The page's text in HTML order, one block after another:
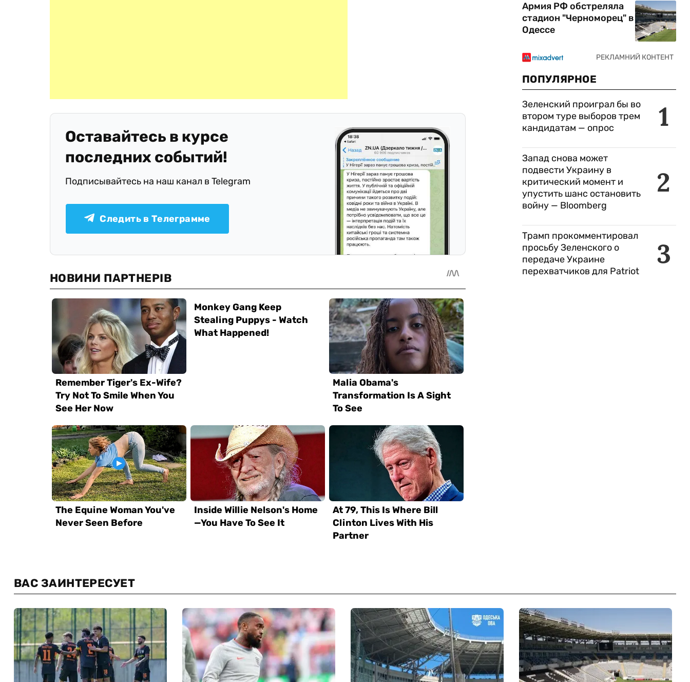
Оставайтесь в курсе
последних событий!
Подписывайтесь на наш канал в Telegram
Следить в Телеграмме
Армия РФ обстреляла
стадион "Черноморец" в
Одессе
ПОПУЛЯРНОЕ
1
Зеленский проиграл бы во
втором туре выборов трем
кандидатам — опрос
2
Запад снова может
подвести Украину в
критический момент и
упустить шанс остановить
войну — Bloomberg
3
Трамп прокомментировал
просьбу Зеленского о
передаче Украине
перехватчиков для Patriot
ВАС ЗАИНТЕРЕСУЕТ